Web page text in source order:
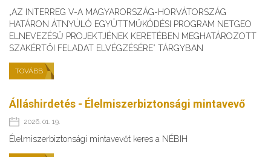
„AZ INTERREG V-A MAGYARORSZÁG-HORVÁTORSZÁG
HATÁRON ÁTNYÚLÓ EGYÜTTMŰKÖDÉSI PROGRAM NETGEO
ELNEVEZÉSŰ PROJEKTJÉNEK KERETÉBEN MEGHATÁROZOTT
SZAKÉRTŐI FELADAT ELVÉGZÉSÉRE” TÁRGYBAN
TOVÁBB
Álláshirdetés - Élelmiszerbiztonsági mintavevő
2026. 01. 19.
Élelmiszerbiztonsági mintavevőt keres a NÉBIH